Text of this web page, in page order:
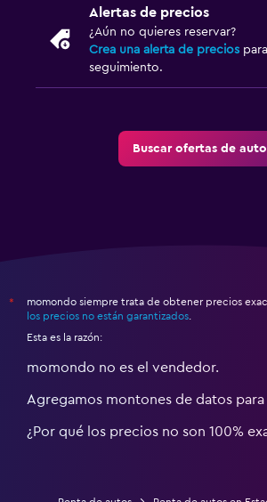
Alertas de precios
¿Aún no quieres reservar?
Crea una alerta de precios
seguimiento.
Buscar ofertas de auto
*
momondo siempre trata de obtener precios
los precios no están garantizados.
Esta es la razón:
momondo no es el vendedor.
Agregamos montones de datos para
¿Por qué los precios no son 100%